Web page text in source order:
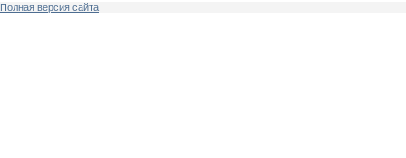
Полная версия сайта